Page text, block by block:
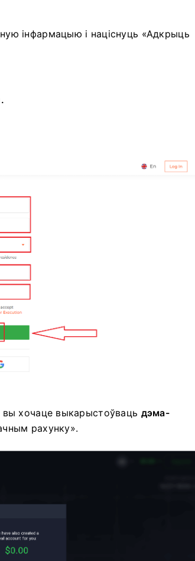
інфармацыю і націснуць «Адкрыць
вы хочаце выкарыстоўваць дэма-
рахунку».